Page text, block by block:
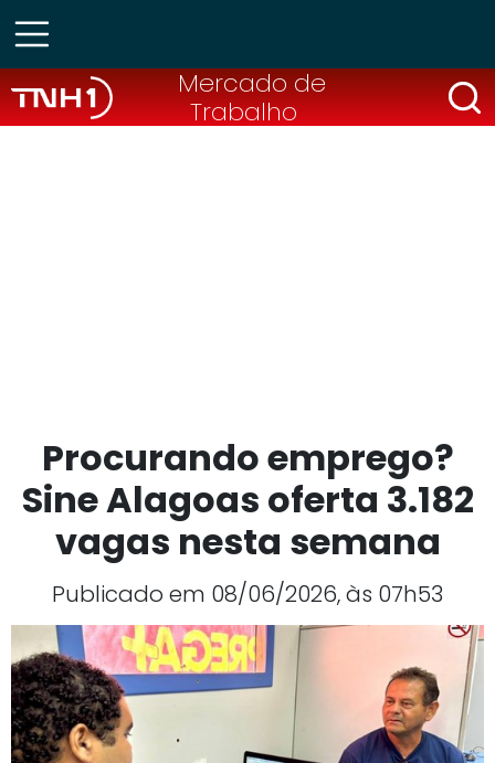
Mercado de
Trabalho
Procurando emprego?
Sine Alagoas oferta 3.182
vagas nesta semana
Publicado em 08/06/2026, às 07h53